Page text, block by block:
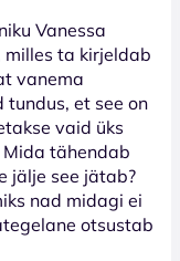
Vanessa
ta kirjeldab
vanema
tundus, et see on
vaid üks
Mida tähendab
jälje see jätab?
nad midagi ei
otsustab